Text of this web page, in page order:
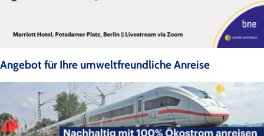
Angebot für Ihre umweltfreundliche Anreise